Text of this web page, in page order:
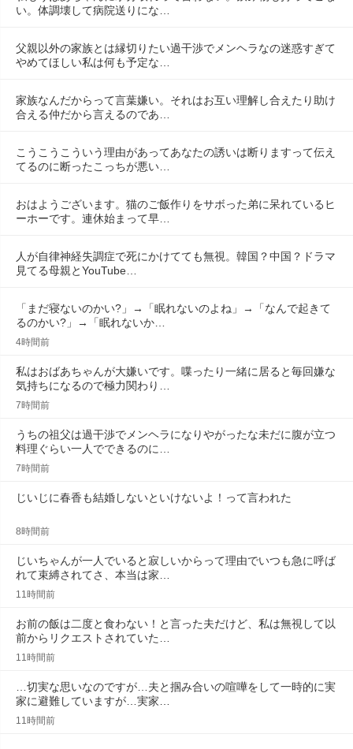
い。体調壊して病院送りにな…
父親以外の家族とは縁切りたい過干渉でメンヘラなの迷惑すぎて
やめてほしい私は何も予定な…
家族なんだからって言葉嫌い。それはお互い理解し合えたり助け
合える仲だから言えるのであ…
こうこうこういう理由があってあなたの誘いは断りますって伝え
てるのに断ったこっちが悪い…
おはようございます。猫のご飯作りをサボった弟に呆れているヒ
ーホーです。連休始まって早…
人が自律神経失調症で死にかけてても無視。韓国？中国？ドラマ
見てる母親とYouTube…
「まだ寝ないのかい?」→「眠れないのよね」→「なんで起きて
るのかい?」→「眠れないか…
4時間前
私はおばあちゃんが大嫌いです。喋ったり一緒に居ると毎回嫌な
気持ちになるので極力関わり…
7時間前
うちの祖父は過干渉でメンヘラになりやがったな未だに腹が立つ
料理ぐらい一人でできるのに…
7時間前
じいじに春香も結婚しないといけないよ！って言われた
8時間前
じいちゃんが一人でいると寂しいからって理由でいつも急に呼ば
れて束縛されてさ、本当は家…
11時間前
お前の飯は二度と食わない！と言った夫だけど、私は無視して以
前からリクエストされていた…
11時間前
…切実な思いなのですが…夫と掴み合いの喧嘩をして一時的に実
家に避難していますが…実家…
11時間前